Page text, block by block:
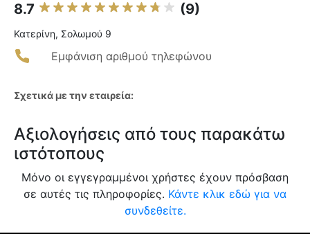
8.7 (9)
Κατερίνη, Σολωμού 9
Εμφάνιση αριθμού τηλεφώνου
Σχετικά με την εταιρεία:
Αξιολογήσεις από τους παρακάτω
ιστότοπους
Μόνο οι εγγεγραμμένοι χρήστες έχουν πρόσβαση
σε αυτές τις πληροφορίες. Κάντε κλικ εδώ για να
συνδεθείτε.